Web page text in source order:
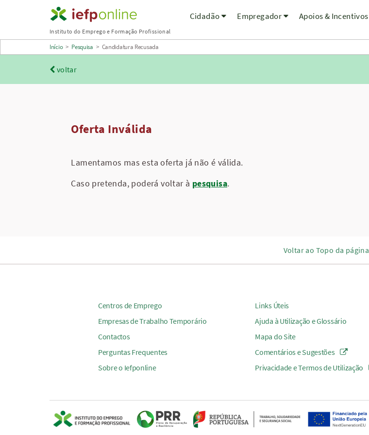
Instituto do Emprego e Formação Profissional
Cidadão Empregador Apoios & Incentivos
Início > Pesquisa > Candidatura Recusada
voltar
Oferta Inválida
Lamentamos mas esta oferta já não é válida.
Caso pretenda, poderá voltar à pesquisa.
Voltar ao Topo da página
Centros de Emprego
Empresas de Trabalho Temporário
Contactos
Perguntas Frequentes
Sobre o Iefponline
Links Úteis
Ajuda à Utilização e Glossário
Mapa do Site
Comentários e Sugestões
Privacidade e Termos de Utilização